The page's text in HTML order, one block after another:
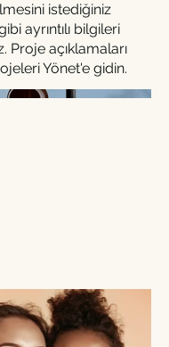
istediğiniz
ayrıntılı bilgileri
Proje açıklamaları
Yönet'e gidin.